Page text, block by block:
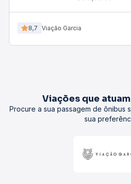
8,7 Viação Garcia
Viações que
Procure a sua passagem de ônibus
sua